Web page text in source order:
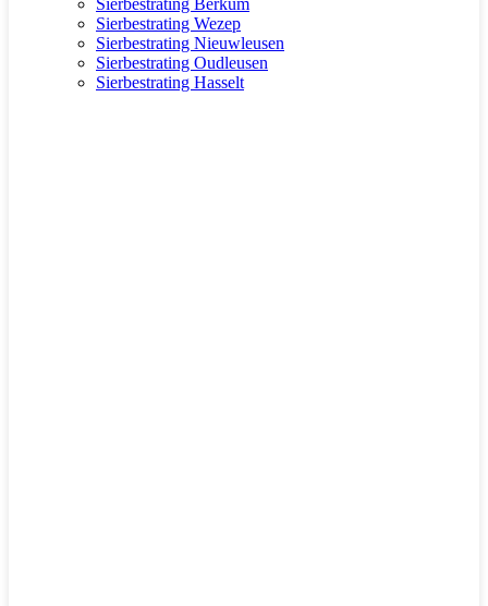
Sierbestrating Wezep
Sierbestrating Nieuwleusen
Sierbestrating Oudleusen
Sierbestrating Hasselt